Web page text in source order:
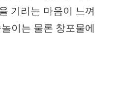
기리는 마음이 느껴
이는 물론 창포물에